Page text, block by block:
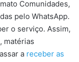
Comunidades,
pelo WhatsApp.
o serviço. Assim,
matérias
a receber as